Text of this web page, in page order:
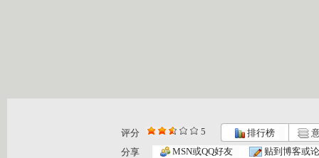
评分 5 排行榜
分享
MSN或QQ好友 贴到博客或